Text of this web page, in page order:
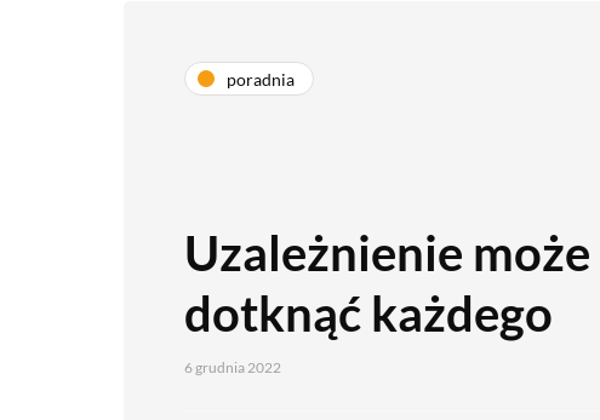
poradnia
Uzależnienie może
dotknąć każdego
6 grudnia 2022